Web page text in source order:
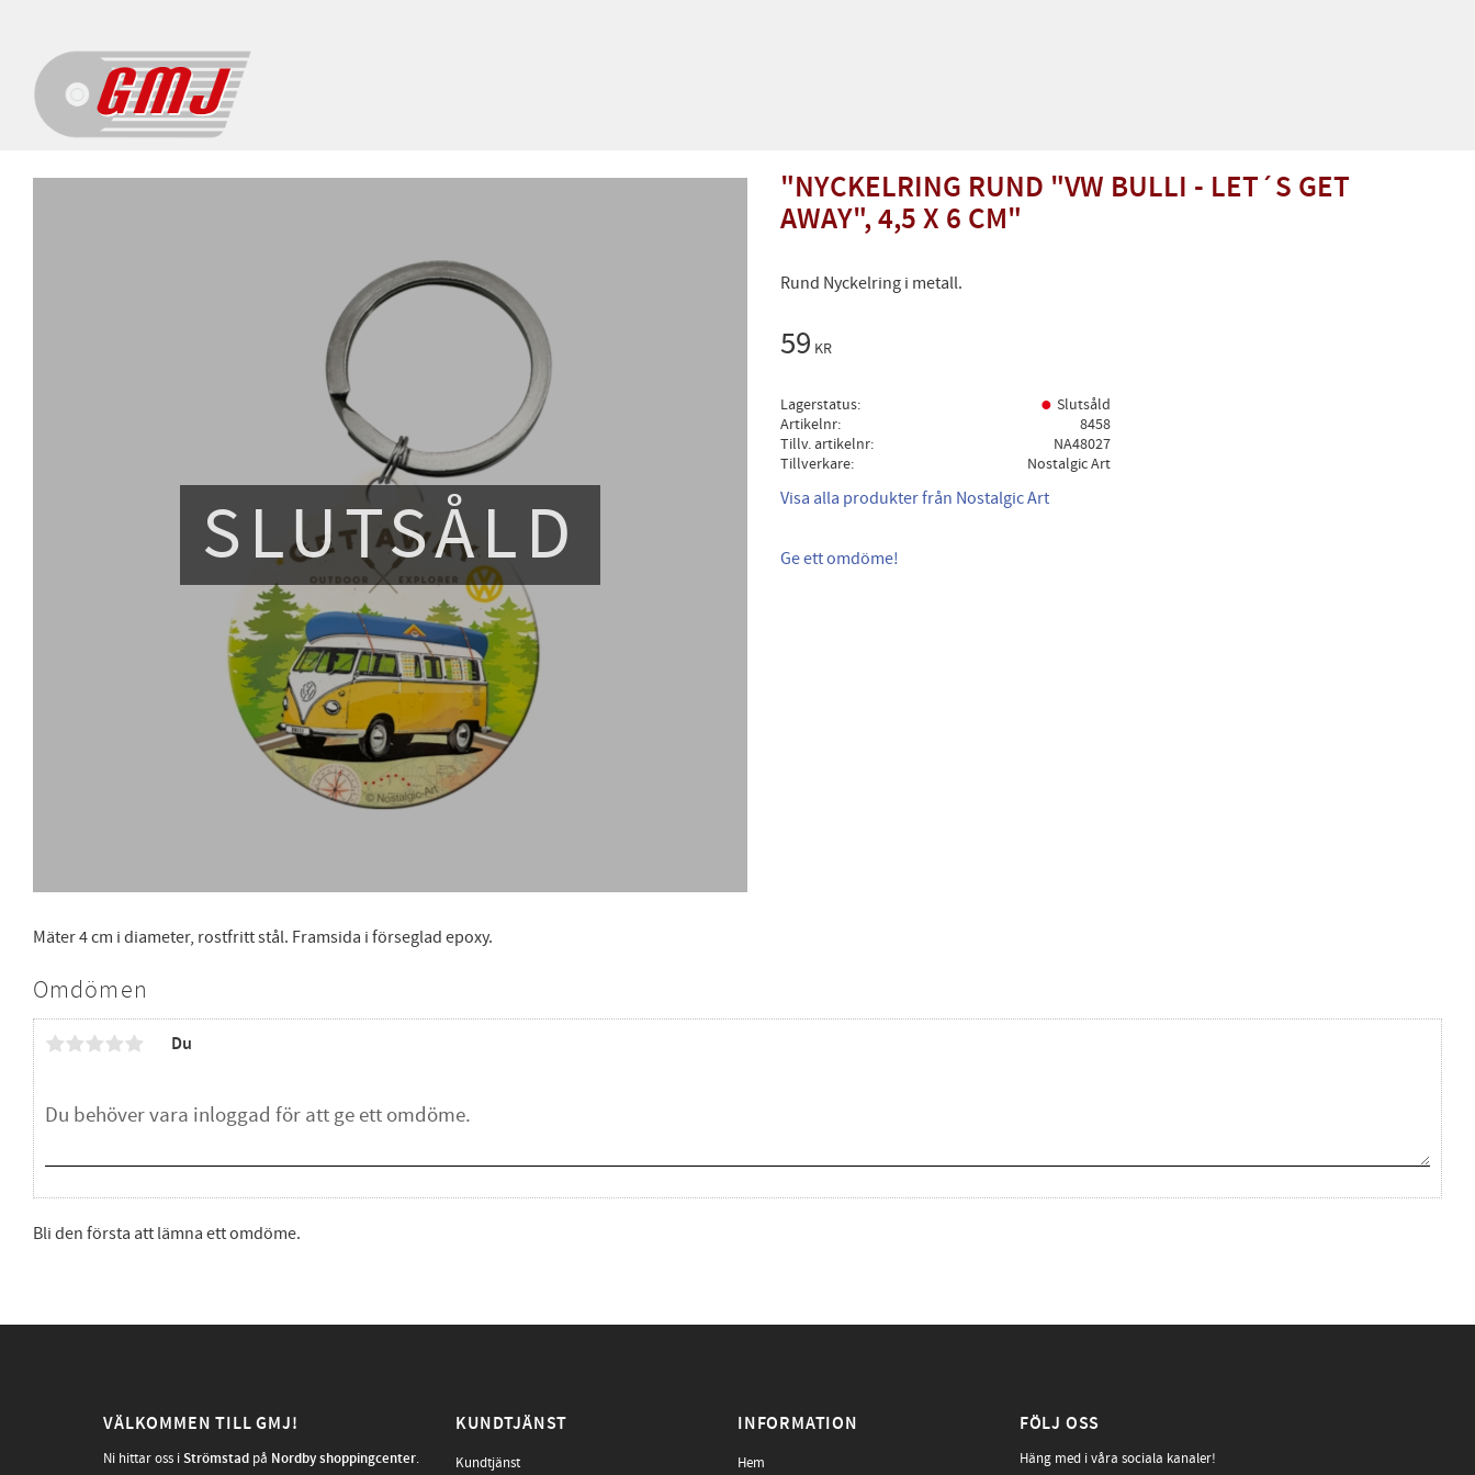
"NYCKELRING RUND "VW BULLI - LET´S GET
AWAY", 4,5 X 6 CM"
Rund Nyckelring i metall.
SLUTSÅLD
59 KR
Lagerstatus
Slutsåld
Artikelnr
8458
Tillv. artikelnr
NA48027
Tillverkare
Nostalgic Art
Visa alla produkter från Nostalgic Art
Ge ett omdöme!
Mäter 4 cm i diameter, rostfritt stål. Framsida i förseglad epoxy.
Omdömen
Du
Bli den första att lämna ett omdöme.
VÄLKOMMEN TILL GMJ!
Ni hittar oss iStrömstad på Nordby shoppingcenter.
KUNDTJÄNST
Kundtjänst
INFORMATION
Hem
FÖLJ OSS
Häng med i våra sociala kanaler!